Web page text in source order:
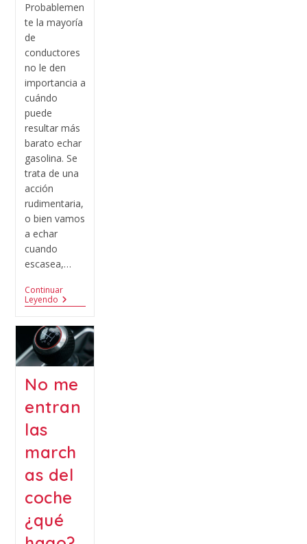
Probablemen
te la mayoría
de
conductores
no le den
importancia a
cuándo
puede
resultar más
barato echar
gasolina. Se
trata de una
acción
rudimentaria,
o bien vamos
a echar
cuando
escasea,…
Continuar
Leyendo
No me
entran
las
march
as del
coche
¿qué